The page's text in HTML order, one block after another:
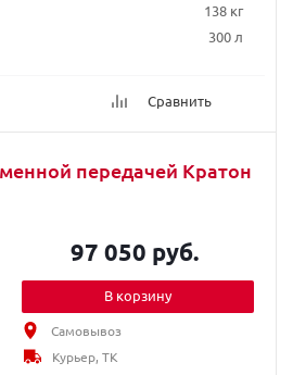
138 кг
300 л
Сравнить
передачей Кратон
97 050 руб.
В корзину
Самовывоз
Курьер, ТК